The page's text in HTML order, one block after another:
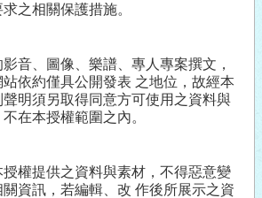
之相關保護措施。
影音、圖像、樂譜、專人專案撰文，
站依約僅具公開發表 之地位，故經本
聲明須另取得同意方可使用之資料與
在本授權範圍之內。
授權提供之資料與素材，不得惡意變
關資訊，若編輯、改 作後所展示之資